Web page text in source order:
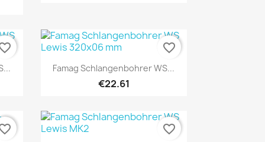
Quick view
Famag Schlangenbohrer WS...
€22.61
favorite_border
favorite_border